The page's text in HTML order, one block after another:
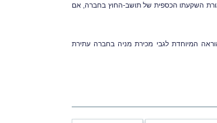
על רווח הון ממכירת מניה אשר הוקצתה לו בשנת-המס 2003 ואילך תמורת השקעתו הכספית של תושב-החוץ בחברה, אם
המיוחדת לגבי מכירת מניה בחברה עתירת